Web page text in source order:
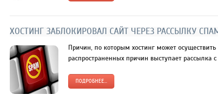
ХОСТИНГ ЗАБЛОКИРОВАЛ САЙТ ЧЕРЕЗ РАССЫЛКУ
Причин, по которым хостинг может
распространенных причин выступает рассылка
ПОДРОБНЕЕ...